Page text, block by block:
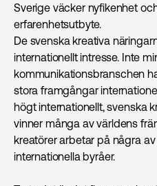
Sverige väcker nyfikenhet
erfarenhetsutbyte.
De svenska kreativa
internationellt intresse. Inte
kommunikations­branschen
stora framgångar
högt internationellt, svenska
vinner många av världens
kreatörer arbetar på några
internationella byråer.